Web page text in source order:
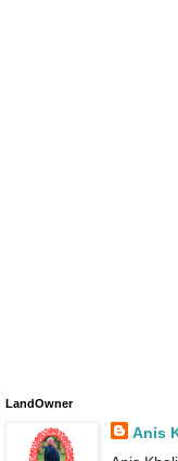
LandOwner
Anis